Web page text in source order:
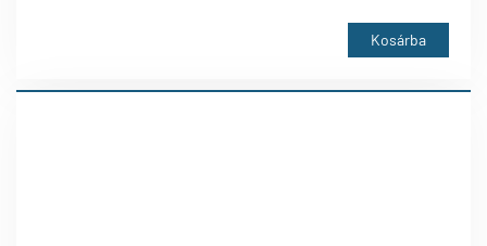
Kosárba